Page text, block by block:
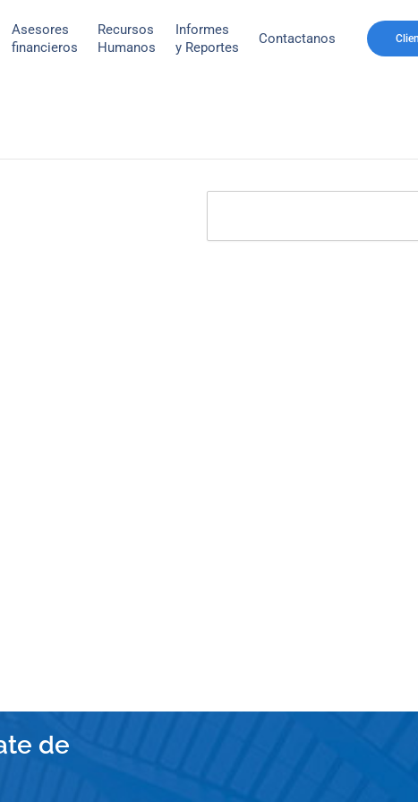
Asesores
financieros
Recursos
Humanos
Informes
y Reportes
Contactanos
de